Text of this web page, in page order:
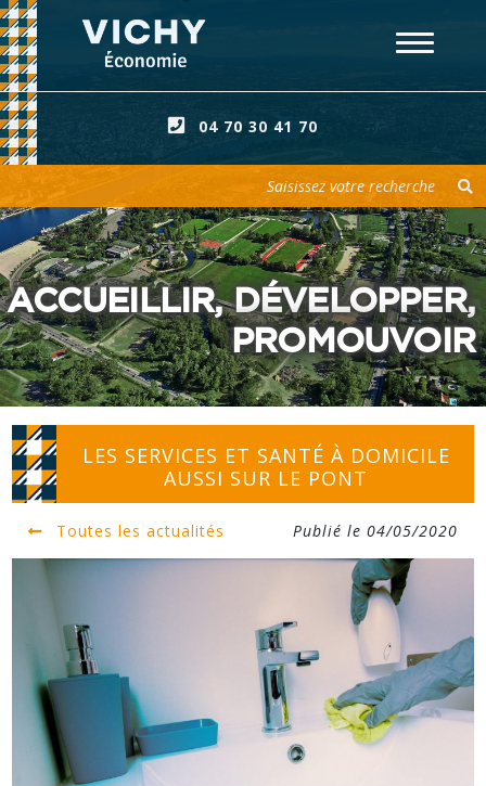
04 70 30 41 70
ACCUEILLIR, DÉVELOPPER,
PROMOUVOIR
LES SERVICES ET SANTÉ À DOMICILE
AUSSI SUR LE PONT
Toutes les actualités Publié le 04/05/2020